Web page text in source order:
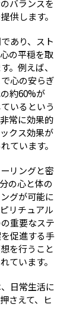
バランスを
供します。
あり、スト
の平穏を取
。例えば、
心の安らぎ
約60%が
いるという
常に効果的
クス効果が
ています。
リングと密
の心と体の
グが可能に
リチュアル
重要なステ
促進する手
を行うこと
ています。
日常生活に
さえて、ヒ